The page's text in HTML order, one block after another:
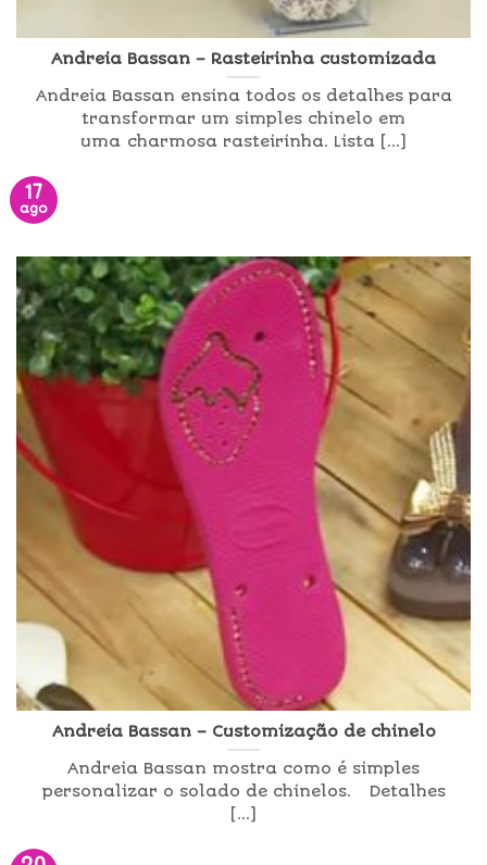
Andreia Bassan – Rasteirinha customizada
Andreia Bassan ensina todos os detalhes para
transformar um simples chinelo em
uma charmosa rasteirinha. Lista [...]
17
ago
Andreia Bassan – Customização de chinelo
Andreia Bassan mostra como é simples
personalizar o solado de chinelos. Detalhes
[...]